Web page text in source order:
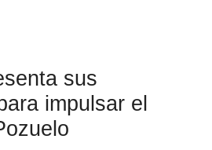
sus
impulsar el